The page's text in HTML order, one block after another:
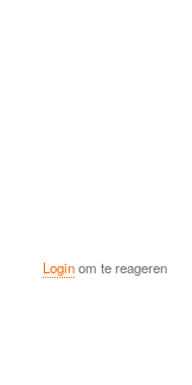
Loginom te reageren